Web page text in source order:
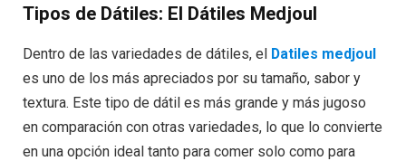
Tipos de Dátiles: El Dátiles Medjoul
Dentro de las variedades de dátiles, el Datiles medjoul
es uno de los más apreciados por su tamaño, sabor y
textura. Este tipo de dátil es más grande y más jugoso
en comparación con otras variedades, lo que lo convierte
en una opción ideal tanto para comer solo como para